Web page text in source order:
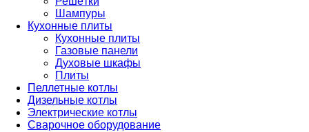
Шампуры
Кухонные плиты
Кухонные плиты
Газовые панели
Духовые шкафы
Плиты
Пеллетные котлы
Дизельные котлы
Электрические котлы
Сварочное оборудование